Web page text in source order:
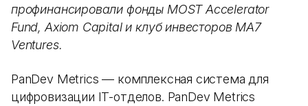
профинансировали фонды MOST Accelerator
Fund, Axiom Capital и клуб инвесторов MA7
Ventures.
PanDev Metrics — комплексная система для
цифровизации IT-отделов. PanDev Metrics